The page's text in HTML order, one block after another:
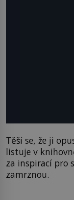
Těší se, že ji
listuje v
za inspirací pro
zamrznou.